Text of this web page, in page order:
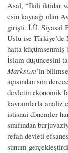
Asal, “İkili iktidar
esin kaynağı olan
girişti. İ.Ü. Siyasal
Uslu ise
hatta küçümsenmiş
İslam düşüncesini
Marksizm’in
açısından son
devletin ekonomik
kavramlarla analiz
istisnai dönemler
sınıfından
refah devleti
sunum